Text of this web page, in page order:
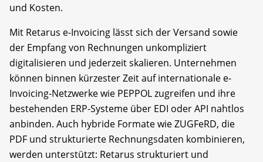
und Kosten.
Mit Retarus e-Invoicing lässt sich der Versand sowie
der Empfang von Rechnungen unkompliziert
digitalisieren und jederzeit skalieren. Unternehmen
können binnen kürzester Zeit auf internationale e-
Invoicing-Netzwerke wie PEPPOL zugreifen und ihre
bestehenden ERP-Systeme über EDI oder API nahtlos
anbinden. Auch hybride Formate wie ZUGFeRD, die
PDF und strukturierte Rechnungsdaten kombinieren,
werden unterstützt: Retarus strukturiert und